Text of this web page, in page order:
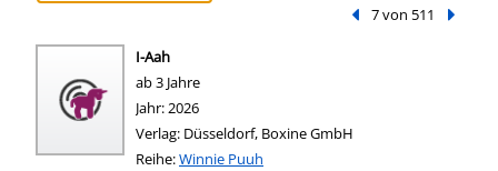
Vorheriger Treffer
7 von 511
I-Aah
ab 3 Jahre
Suche nach diesem Verfasser
Jahr:2026
Verlag: Düsseldorf, Boxine GmbH
Reihe:Winnie Puuh